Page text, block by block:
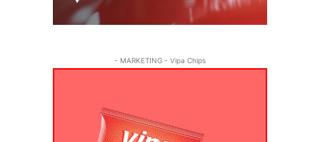
- MARKETING - Vipa Chips